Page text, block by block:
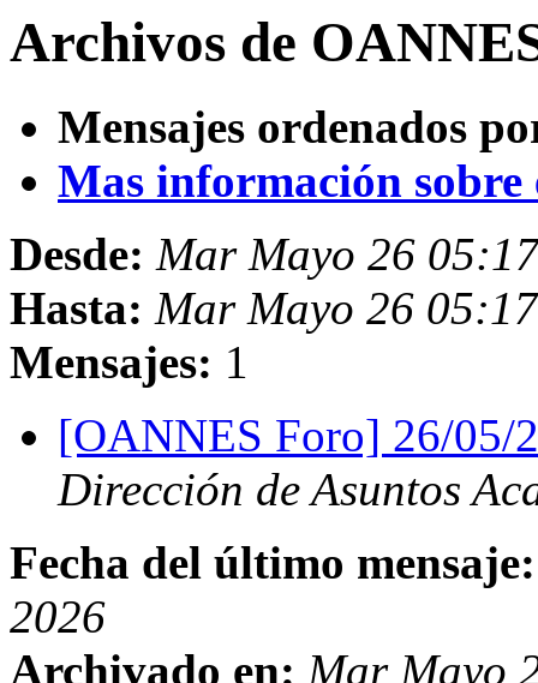
Archivos de
Mensajes ordenados
Mas información sobre
Desde: Mar Mayo 26
Hasta: Mar Mayo 26
Mensajes: 1
[OANNES Foro] 26/
Dirección de Asuntos
Fecha del último mensaje:
2026
Archivado en: Mar Mayo